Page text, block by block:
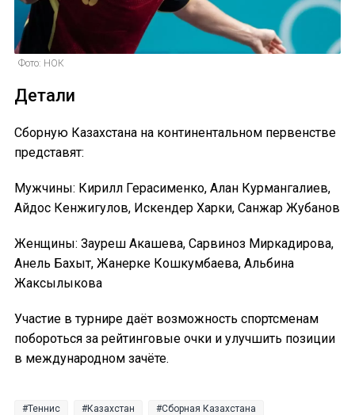
Фото: НОК
Детали
Сборную Казахстана на континентальном первенстве
представят:
Мужчины: Кирилл Герасименко, Алан Курмангалиев,
Айдос Кенжигулов, Искендер Харки, Санжар Жубанов
Женщины: Зауреш Акашева, Сарвиноз Миркадирова,
Анель Бахыт, Жанерке Кошкумбаева, Альбина
Жаксылыкова
Участие в турнире даёт возможность спортсменам
побороться за рейтинговые очки и улучшить позиции
в международном зачёте.
Теннис Казахстан Сборная Казахстана